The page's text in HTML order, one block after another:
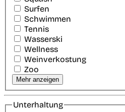
Surfen
Schwimmen
Tennis
Wasserski
Wellness
Weinverkostung
Zoo
Mehr anzeigen
Unterhaltung